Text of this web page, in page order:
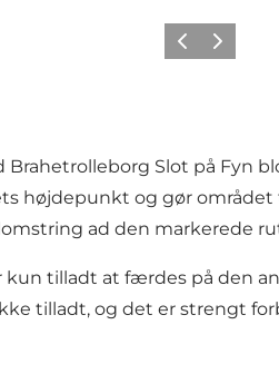
Forrige billede
Næste
Slot på Fyn
højdepunkt og gør
ad den markerede
kun tilladt at færdes på den
tilladt, og det er strengt